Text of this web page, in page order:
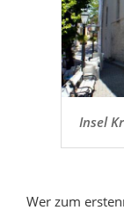
Insel
Wer zum